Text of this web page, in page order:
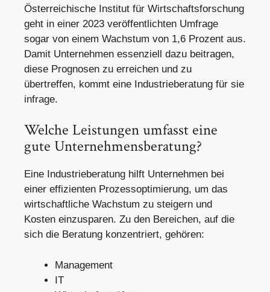
Österreichische Institut für Wirtschaftsforschung
geht in einer 2023 veröffentlichten Umfrage
sogar von einem Wachstum von 1,6 Prozent aus.
Damit Unternehmen essenziell dazu beitragen,
diese Prognosen zu erreichen und zu
übertreffen, kommt eine Industrieberatung für sie
infrage.
Welche Leistungen umfasst eine
gute Unternehmensberatung?
Eine Industrieberatung hilft Unternehmen bei
einer effizienten Prozessoptimierung, um das
wirtschaftliche Wachstum zu steigern und
Kosten einzusparen. Zu den Bereichen, auf die
sich die Beratung konzentriert, gehören:
Management
IT